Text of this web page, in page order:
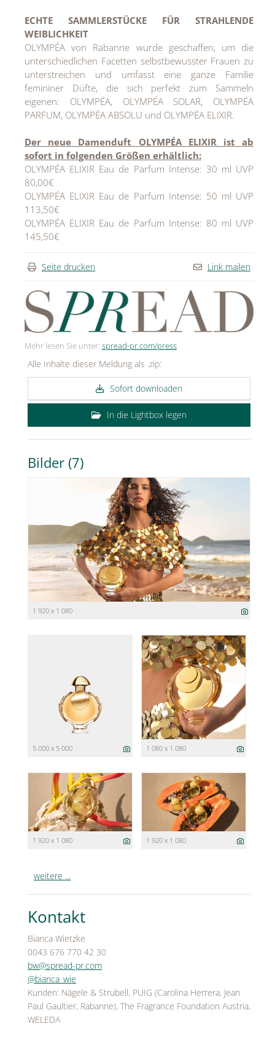
ECHTE SAMMLERSTÜCKE FÜR STRAHLENDE
WEIBLICHKEIT
OLYMPÉA von Rabanne wurde geschaffen, um die
unterschiedlichen Facetten selbstbewusster Frauen zu
unterstreichen und umfasst eine ganze Familie
femininer Düfte, die sich perfekt zum Sammeln
eigenen: OLYMPÉA, OLYMPÉA SOLAR, OLYMPÉA
PARFUM, OLYMPÉA ABSOLU und OLYMPÉA ELIXIR.
Der neue Damenduft OLYMPÉA ELIXIR ist ab
sofort in folgenden Größen erhältlich:
OLYMPÉA ELIXIR Eau de Parfum Intense: 30 ml UVP
80,00€
OLYMPÉA ELIXIR Eau de Parfum Intense: 50 ml UVP
113,50€
OLYMPÉA ELIXIR Eau de Parfum Intense: 80 ml UVP
145,50€
Seite drucken Link mailen
Mehr lesen Sie unter: spread-pr.com/press
Alle Inhalte dieser Meldung als .zip:
Sofort downloaden
In die Lightbox legen
Bilder (7)
1 920 x 1 080
5 000 x 5 000 1 080 x 1 080
1 920 x 1 080 1 920 x 1 080
weitere ...
Kontakt
Bianca Wietzke
0043 676 770 42 30
bw@spread-pr.com
@bianca_wie
Kunden: Nägele & Strubell, PUIG (Carolina Herrera, Jean
Paul Gaultier, Rabanne), The Fragrance Foundation Austria,
WELEDA